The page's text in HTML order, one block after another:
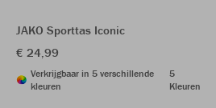
JAKO Sporttas Iconic
€ 24,99
Verkrijgbaar in 5 verschillende
kleuren
5
Kleuren